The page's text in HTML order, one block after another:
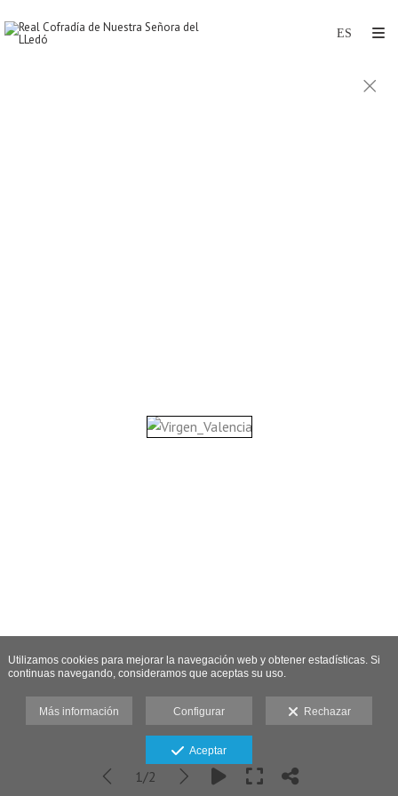
1/2
Utilizamos cookies para mejorar la navegación web y obtener estadísticas. Si
continuas navegando, consideramos que aceptas su uso.
Más información Configurar Rechazar
Aceptar